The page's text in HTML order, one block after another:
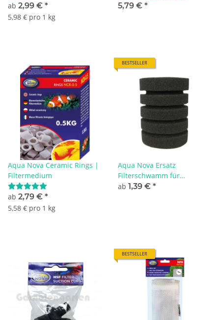
ab 2,99 € *
5,98 € pro 1 kg
5,79 € *
Aqua Nova Ceramic Rings |
Filtermedium
ab 2,79 € *
5,58 € pro 1 kg
BESTSELLER
Aqua Nova Ersatz
Filterschwamm für
Schwammfilter
ab 1,39 € *
BESTSELLER